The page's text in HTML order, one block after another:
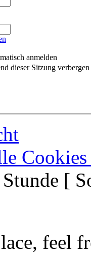
anmelden
dieser Sitzung verbergen
Cookies
[
feel